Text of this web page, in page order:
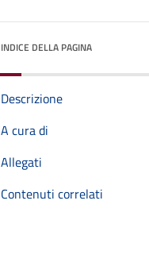
INDICE DELLA PAGINA
Descrizione
A cura di
Allegati
Contenuti correlati